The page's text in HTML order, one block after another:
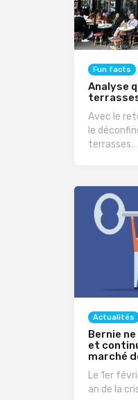
Fun facts
Analyse
Avec le
le
terrasses…
Actualités
Bernie
et
marché
Le 1er
an de la